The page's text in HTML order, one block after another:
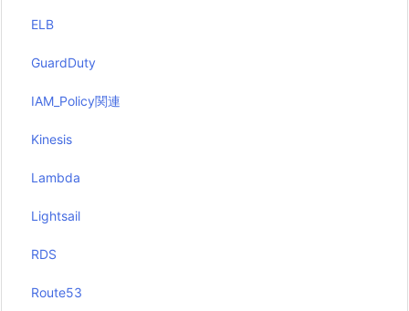
ELB
GuardDuty
IAM_Policy関連
Kinesis
Lambda
Lightsail
RDS
Route53